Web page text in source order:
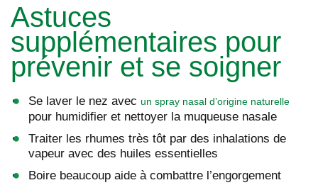
Astuces
supplémentaires pour
prévenir et se soigner
Se laver le nez avec un spray nasal d’origine naturelle
pour humidifier et nettoyer la muqueuse nasale
Traiter les rhumes très tôt par des inhalations de
vapeur avec des huiles essentielles
Boire beaucoup aide à combattre l’engorgement